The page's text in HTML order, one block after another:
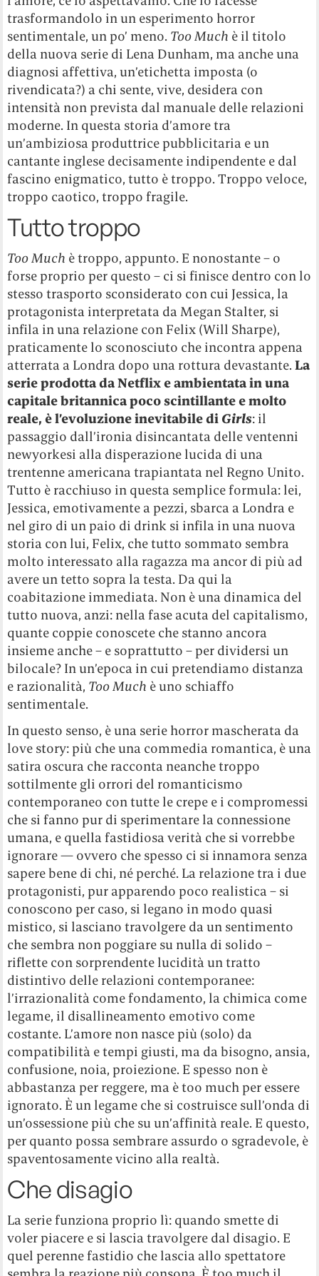
trasformandolo in un esperimento horror
sentimentale, un po’ meno. Too Much è il titolo
della nuova serie di Lena Dunham, ma anche una
diagnosi affettiva, un’etichetta imposta (o
rivendicata?) a chi sente, vive, desidera con
intensità non prevista dal manuale delle relazioni
moderne. In questa storia d’amore tra
un’ambiziosa produttrice pubblicitaria e un
cantante inglese decisamente indipendente e dal
fascino enigmatico, tutto è troppo. Troppo veloce,
troppo caotico, troppo fragile.
Tutto troppo
Too Much è troppo, appunto. E nonostante – o
forse proprio per questo – ci si finisce dentro con lo
stesso trasporto sconsiderato con cui Jessica, la
protagonista interpretata da Megan Stalter, si
infila in una relazione con Felix (Will Sharpe),
praticamente lo sconosciuto che incontra appena
atterrata a Londra dopo una rottura devastante.La
serie prodotta da Netflix e ambientata in una
capitale britannica poco scintillante e molto
reale, è l’evoluzione inevitabile di Girls: il
passaggio dall’ironia disincantata delle ventenni
newyorkesi alla disperazione lucida di una
trentenne americana trapiantata nel Regno Unito.
Tutto è racchiuso in questa semplice formula: lei,
Jessica, emotivamente a pezzi, sbarca a Londra e
nel giro di un paio di drink si infila in una nuova
storia con lui, Felix, che tutto sommato sembra
molto interessato alla ragazza ma ancor di più ad
avere un tetto sopra la testa. Da qui la
coabitazione immediata. Non è una dinamica del
tutto nuova, anzi: nella fase acuta del capitalismo,
quante coppie conoscete che stanno ancora
insieme anche – e soprattutto – per dividersi un
bilocale? In un’epoca in cui pretendiamo distanza
e razionalità, Too Much è uno schiaffo
sentimentale.
In questo senso, è una serie horror mascherata da
love story: più che una commedia romantica, è una
satira oscura che racconta neanche troppo
sottilmente gli orrori del romanticismo
contemporaneo con tutte le crepe e i compromessi
che si fanno pur di sperimentare la connessione
umana, e quella fastidiosa verità che si vorrebbe
ignorare — ovvero che spesso ci si innamora senza
sapere bene di chi, né perché. La relazione tra i due
protagonisti, pur apparendo poco realistica – si
conoscono per caso, si legano in modo quasi
mistico, si lasciano travolgere da un sentimento
che sembra non poggiare su nulla di solido –
riflette con sorprendente lucidità un tratto
distintivo delle relazioni contemporanee:
l’irrazionalità come fondamento, la chimica come
legame, il disallineamento emotivo come
costante. L’amore non nasce più (solo) da
compatibilità e tempi giusti, ma da bisogno, ansia,
confusione, noia, proiezione. E spesso non è
abbastanza per reggere, ma è too much per essere
ignorato. È un legame che si costruisce sull’onda di
un’ossessione più che su un’affinità reale. E questo,
per quanto possa sembrare assurdo o sgradevole, è
spaventosamente vicino alla realtà.
Che disagio
La serie funziona proprio lì: quando smette di
voler piacere e si lascia travolgere dal disagio. E
quel perenne fastidio che lascia allo spettatore